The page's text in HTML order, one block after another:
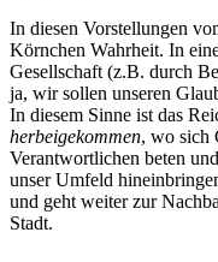
In diesen Vorstellungen
Körnchen Wahrheit. In
Gesellschaft (z.B. durch
ja, wir sollen unseren
In diesem Sinne ist das
herbeigekommen, wo sich
Verantwortlichen beten
unser Umfeld
und geht weiter zur
Stadt.